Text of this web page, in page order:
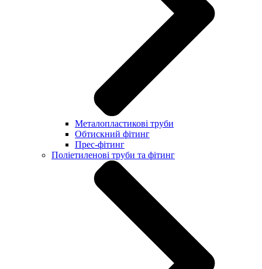
Металопластикові труби
Обтискний фітинг
Прес-фітинг
Поліетиленові труби та фітинг